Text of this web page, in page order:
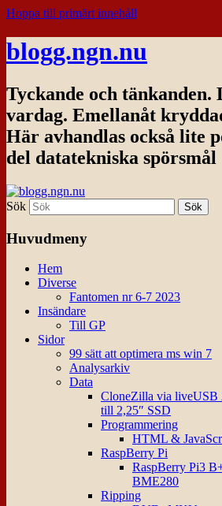
Hoppa till primärt innehåll
blogg.ngn.nu
Tyckande och tänkanden.
vardag. Emellanåt
Här avhandlas också lite
del datatekniska spörsmål
Sök
Huvudmeny
Hem
Diverse
Fantomen nr 6-7 2023
Insändare
Till GP
Sidor
99 sätt att optimera ms win 7
Analysarkiv
Data
CloneZilla via liveUSB
till 2,25″ SSD
Programmering
HTML &
RaspBerry Pi
RaspBerry Pi3
BME280
Ripping